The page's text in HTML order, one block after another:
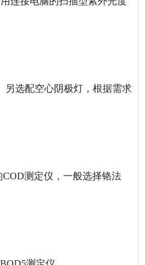
另选配空心阴极灯，根据需求
测定仪，一般选择铬法